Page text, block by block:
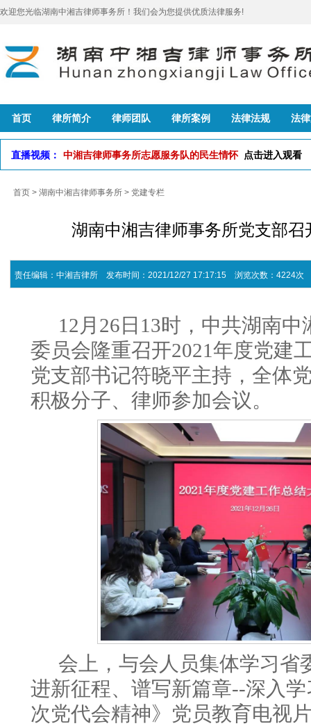
欢迎您光临湖南中湘吉律师事务所！我们会为您提供优质法律服务!
首页 律所简介 律师团队 律所案例 法律法规 法
直播视频： 中湘吉律师事务所志愿服务队的民生情怀 点击进入观看
首页 > 湖南中湘吉律师事务所 > 党建专栏
湖南中湘吉律师事务所党支部
责任编辑：中湘吉律所 发布时间：2021/12/27 17:17:15 浏览次数：4224
12月26日13时，中共湖南
委员会隆重召开2021年度党建
党支部书记符晓平主持，全体
积极分子、律师参加会议。
会上，与会人员集体学习省
进新征程、谱写新篇章--深入
次党代会精神》党员教育电视